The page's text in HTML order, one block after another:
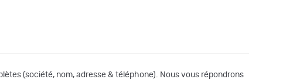
(société, nom, adresse & téléphone). Nous vous répondrons